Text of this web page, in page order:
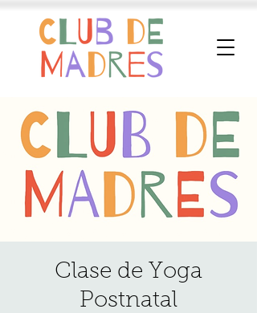
Clase de Yoga
Postnatal